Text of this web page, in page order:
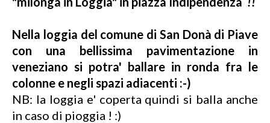
Nella loggia del comune di San Donà di Piave
con una bellissima pavimentazione in
veneziano si potra' ballare in ronda fra le
colonne e negli spazi adiacenti :-)
NB: la loggia e' coperta quindi si balla anche
in caso di pioggia ! :)